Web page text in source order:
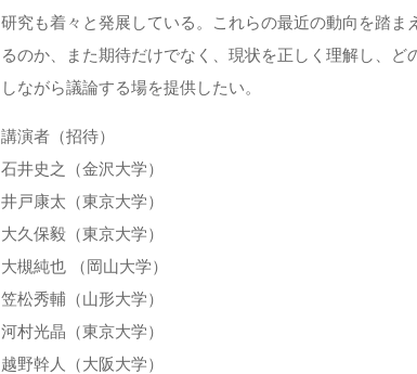
研究も着々と発展している。これらの最近の動向を踏
るのか、また期待だけでなく、現状を正しく理解し、
しながら議論する場を提供したい。
講演者（招待）
石井史之（金沢大学）
井戸康太（東京大学）
大久保毅（東京大学）
大槻純也 （岡山大学）
笠松秀輔（山形大学）
河村光晶（東京大学）
越野幹人（大阪大学）